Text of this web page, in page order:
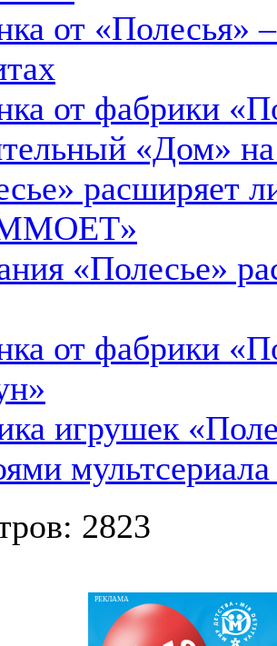
от «Полесья»
от фабрики
«Дом»
расширяет
«Полесье»
от фабрики
игрушек
2823
РЕКЛАМА